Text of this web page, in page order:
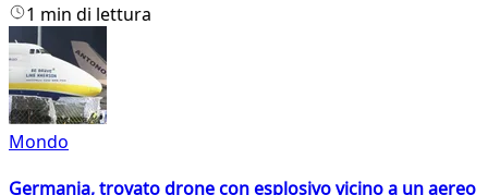
1 min di lettura
Mondo
Germania, trovato drone con esplosivo vicino a un aereo